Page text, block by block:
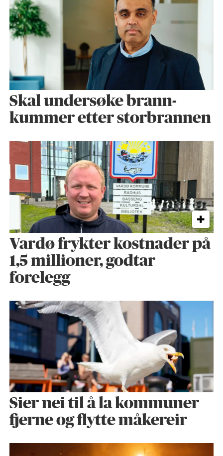
Skal undersøke brann­
kummer etter storbrannen
Vardø frykter kostnader på
1,5 millioner, godtar
forelegg
Sier nei til å la kommuner
fjerne og flytte måkereir